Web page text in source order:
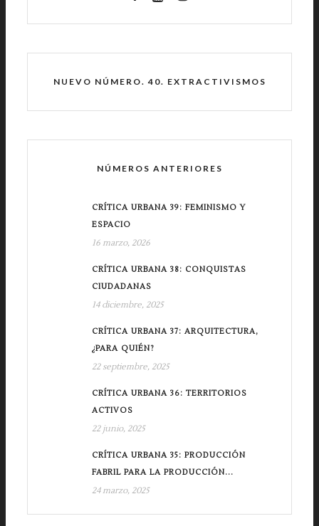
NUEVO NÚMERO. 40. EXTRACTIVISMOS
NÚMEROS ANTERIORES
CRÍTICA URBANA 39: FEMINISMO Y
ESPACIO
16 marzo, 2026
CRÍTICA URBANA 38: CONQUISTAS
CIUDADANAS
14 diciembre, 2025
CRÍTICA URBANA 37: ARQUITECTURA,
¿PARA QUIÉN?
22 septiembre, 2025
CRÍTICA URBANA 36: TERRITORIOS
ACTIVOS
22 junio, 2025
CRÍTICA URBANA 35: PRODUCCIÓN
FABRIL PARA LA PRODUCCIÓN...
24 marzo, 2025